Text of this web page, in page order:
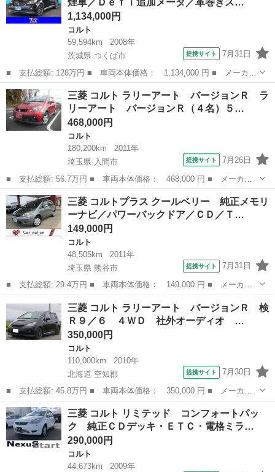
ト ワンオーナー ...煙車／Ｄｅｆｉ追加メータ／革巻きス…
1,134,000円
コルト
59,594km
2008年
茨城県 つくば市
提携サイト 7月31日
■ 支払総額: 128万円 ■ 車両本体価格： 1,134,000 円 ■ メーカー
名： 三菱 ■ 車種名： コルト ■ グレード名： ラリーアート
バージョンＲ 禁煙車／Ｄｅｆｉ追加メータ／革巻きステアリング／
ＥＴＣ／２...
茨城 つくば市 コルト
三菱 コルト ラリーアート バージョンＲ ラ
リーアート バージョンＲ（４名）５…
468,000円
コルト
180,200km
2011年
埼玉県 入間市
提携サイト 7月26日
■ 支払総額: 56.7万円 ■ 車両本体価格： 468,000 円 ■ メーカー
名： 三菱 ■ 車種名： コルト ■ グレード名： ラリーアート
バージョンＲ ラリーアート バージョンＲ（４名）５速ＭＴ カロ
ッツェリアナ...
埼玉 入間市 コルト
三菱 コルトプラス クールベリー 純正メモリ
ーナビ／パワーバックドア／ＣＤ／Ｔ…
149,000円
コルト
48,505km
2011年
埼玉県 熊谷市
提携サイト 7月31日
■ 支払総額: 29.4万円 ■ 車両本体価格： 149,000 円 ■ メーカー
名： 三菱 ■ 車種名： コルトプラス ■ グレード名： クールベ
リー 純正メモリーナビ／パワーバックドア／ＣＤ／ＴＶ／４スピー
カー／ベンチ...
熊谷市 コルト
三菱 コルト ラリーアート バージョンＲ 検
Ｒ９／６ ４ＷＤ 社外オーディオ …
350,000円
コルト
110,000km
2010年
北海道 空知郡
提携サイト 7月30日
■ 支払総額: 45.8万円 ■ 車両本体価格： 350,000 円 ■ メーカー
名： 三菱 ■ 車種名： コルト ■ グレード名： ラリーアート
バージョンＲ 検Ｒ９／６ ４ＷＤ 社外オーディオ レカロシー
ト ドラレコ ...
北海道 空知郡 コルト
三菱 コルト リミテッド コンフォートパッ
ク 純正ＣＤデッキ・ＥＴＣ・電格ミラ…
290,000円
コルト
44,673km
2009年